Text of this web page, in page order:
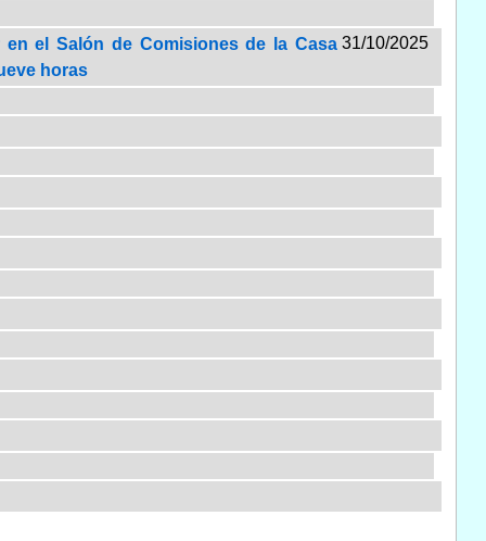
el Salón de Comisiones de la Casa
horas
31/10/2025